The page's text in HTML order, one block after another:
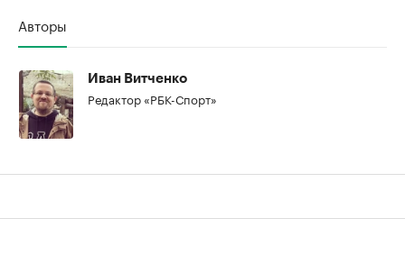
Авторы
Иван Витченко
Редактор «РБК-Спорт»